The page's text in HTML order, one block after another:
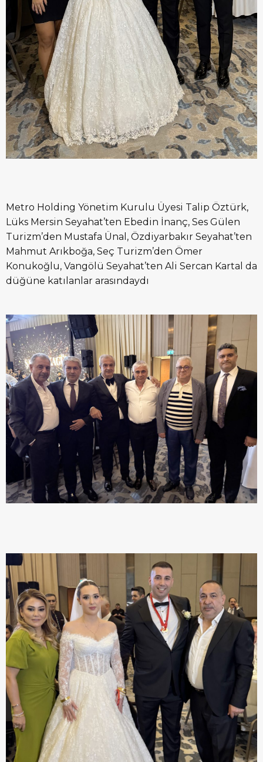
Metro Holding Yönetim Kurulu Üyesi Talip Öztürk,
Lüks Mersin Seyahat’ten Ebedin İnanç, Ses Gülen
Turizm’den Mustafa Ünal, Özdiyarbakır Seyahat’ten
Mahmut Arıkboğa, Seç Turizm’den Ömer
Konukoğlu, Vangölü Seyahat’ten Ali Sercan Kartal da
düğüne katılanlar arasındaydı